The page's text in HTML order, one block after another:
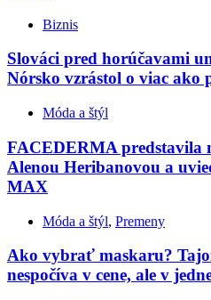
Biznis
Slováci pred horúčavami
Nórsko vzrástol o viac ako
Móda a štýl
FACEDERMA predstavila
Alenou Heribanovou a
MAX
Móda a štýl, Premeny
Ako vybrať maskaru?
nespočíva v cene, ale v